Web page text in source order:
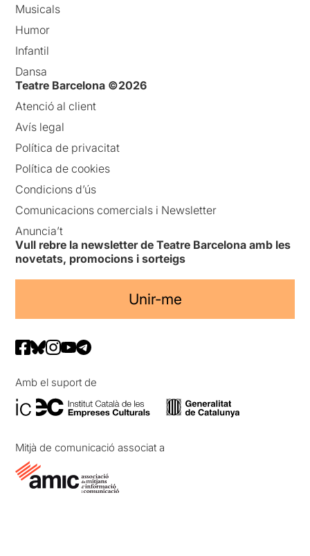
Musicals
Humor
Infantil
Dansa
Teatre Barcelona ©2026
Atenció al client
Avís legal
Política de privacitat
Política de cookies
Condicions d’ús
Comunicacions comercials i Newsletter
Anuncia’t
Vull rebre la newsletter de Teatre Barcelona amb les
novetats, promocions i sorteigs
Unir-me
Amb el suport de
Mitjà de comunicació associat a